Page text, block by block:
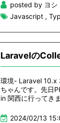
posted by ヨシ
Javascript,
Laravelの
環境- Laravel 10.x
ちゃんです。先日
in 関西に行ってき
2024/02/13